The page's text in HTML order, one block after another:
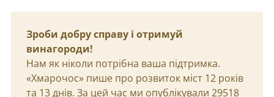
Зроби добру справу і отримуй
винагороди!
Нам як ніколи потрібна ваша підтримка.
«Хмарочос» пише про розвиток міст 12 років
та 13 днів. За цей час ми опублікували 29518